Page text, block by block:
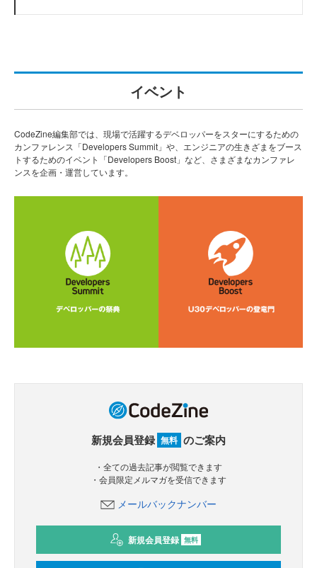
イベント
CodeZine編集部では、現場で活躍するデベロッパーをスターにするための
カンファレンス「Developers Summit」や、エンジニアの生きざまをブース
トするためのイベント「Developers Boost」など、さまざまなカンファレ
ンスを企画・運営しています。
新規会員登録 無料 のご案内
・全ての過去記事が閲覧できます
・会員限定メルマガを受信できます
メールバックナンバー
新規会員登録 無料